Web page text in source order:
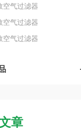
空气过滤器
空气过滤器
空气过滤器
章